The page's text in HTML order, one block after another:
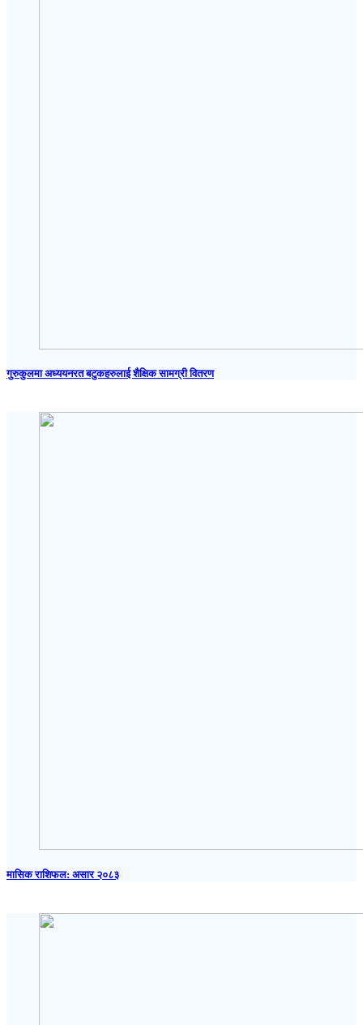
गुरुकुलमा अध्ययनरत बटुकहरुलाई शैक्षिक सामग्री वितरण
मासिक राशिफल: असार २०८३